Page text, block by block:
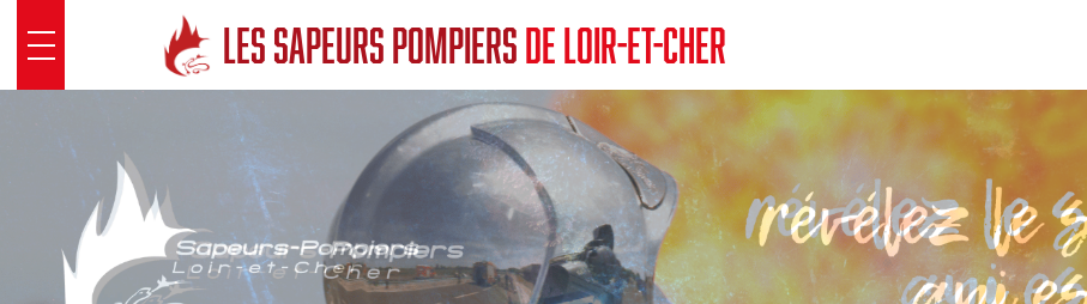
LES SAPEURS POMPIERSDE LOIR-ET-CHER
SDIS 41
Présentation
Sous Direction Santé
Groupements territoriaux
INFORMATION
Actualités
Agenda
Marchés publics